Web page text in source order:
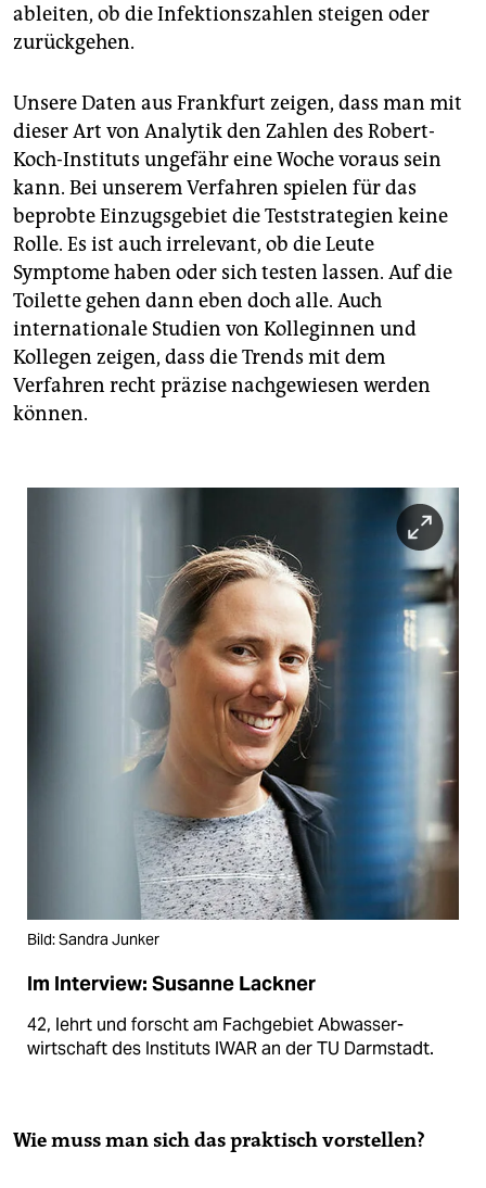
ableiten, ob die Infek­tionszahlen steigen oder
zurückgehen.
Unsere Daten aus Frankfurt zeigen, dass man mit
dieser Art von Analytik den Zahlen des Robert-
Koch-Instituts ungefähr eine Woche voraus sein
kann. Bei unserem Verfahren spielen für das
beprobte Einzugsgebiet die Teststrategien keine
Rolle. Es ist auch irrelevant, ob die Leute
Symptome haben oder sich testen lassen. Auf die
Toilette gehen dann eben doch alle. Auch
internationale Studien von Kolleginnen und
Kollegen zeigen, dass die Trends mit dem
Verfahren recht präzise nachgewiesen werden
können.
Bild: Sandra Junker
Im Interview: Susanne Lackner
42, lehrt und forscht am Fachgebiet Abwasser­
wirtschaft des Instituts IWAR an der TU Darmstadt.
Wie muss man sich das praktisch vorstellen?